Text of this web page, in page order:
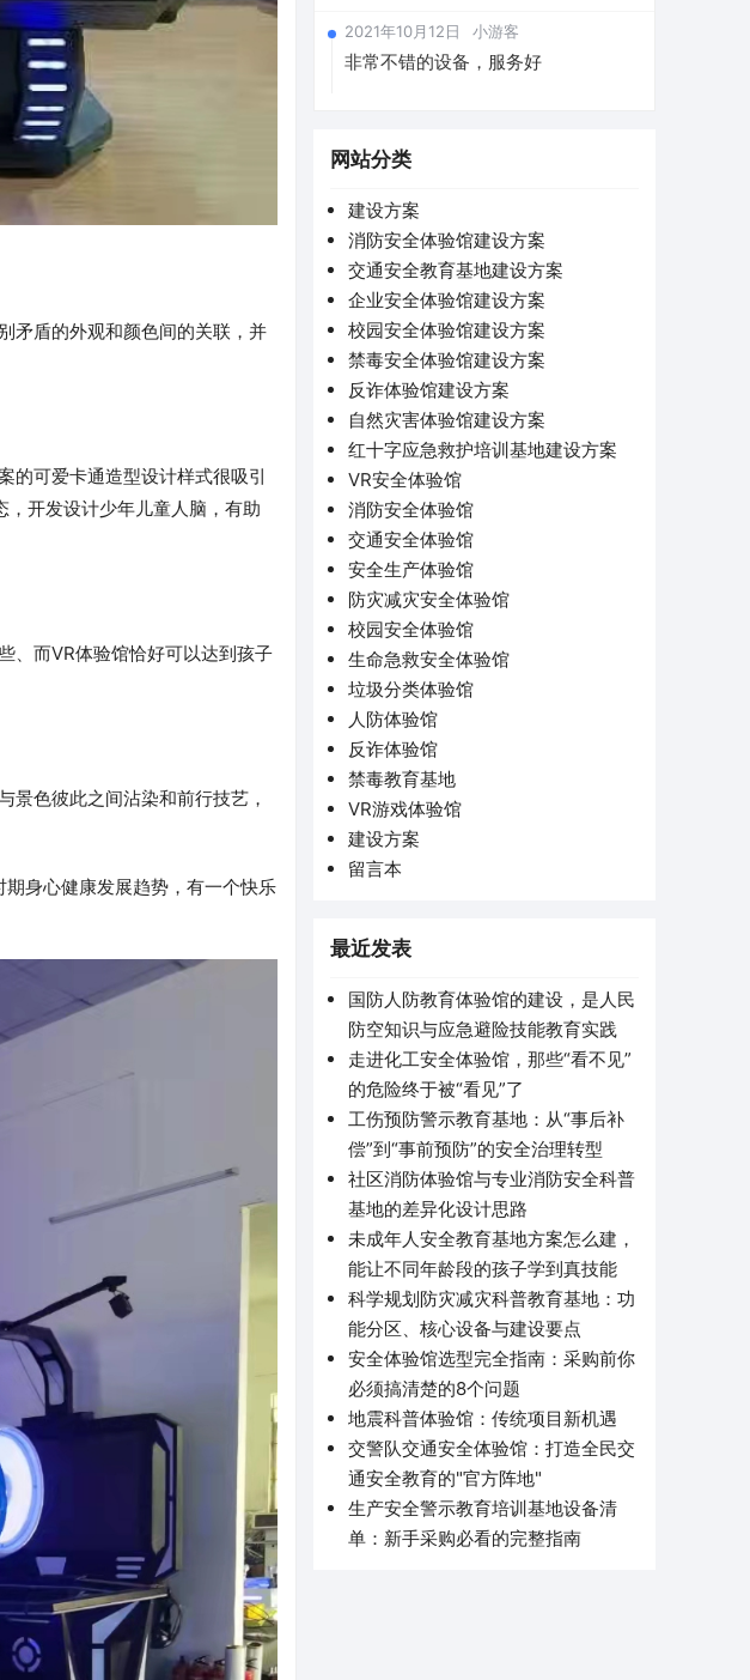
矛盾的外观和颜色间的关联，并
的可爱卡通造型设计样式很吸引
开发设计少年儿童人脑，有助
、而VR体验馆恰好可以达到孩子
景色彼此之间沾染和前行技艺，
身心健康发展趋势，有一个快乐
2021年10月12日 小游客
非常不错的设备，服务好
网站分类
建设方案
消防安全体验馆建设方案
交通安全教育基地建设方案
企业安全体验馆建设方案
校园安全体验馆建设方案
禁毒安全体验馆建设方案
反诈体验馆建设方案
自然灾害体验馆建设方案
红十字应急救护培训基地建设方案
VR安全体验馆
消防安全体验馆
交通安全体验馆
安全生产体验馆
防灾减灾安全体验馆
校园安全体验馆
生命急救安全体验馆
垃圾分类体验馆
人防体验馆
反诈体验馆
禁毒教育基地
VR游戏体验馆
建设方案
留言本
最近发表
国防人防教育体验馆的建设，是人民
防空知识与应急避险技能教育实践
走进化工安全体验馆，那些“看不见”
的危险终于被“看见”了
工伤预防警示教育基地：从“事后补
偿”到“事前预防”的安全治理转型
社区消防体验馆与专业消防安全科普
基地的差异化设计思路
未成年人安全教育基地方案怎么建，
能让不同年龄段的孩子学到真技能
科学规划防灾减灾科普教育基地：功
能分区、核心设备与建设要点
安全体验馆选型完全指南：采购前你
必须搞清楚的8个问题
地震科普体验馆：传统项目新机遇
交警队交通安全体验馆：打造全民交
通安全教育的"官方阵地"
生产安全警示教育培训基地设备清
单：新手采购必看的完整指南